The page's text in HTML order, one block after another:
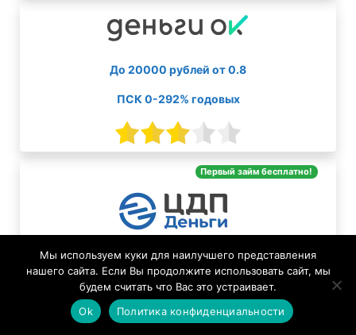
До 20000 рублей от 0.8
ПСК 0-292% годовых
Первый займ бесплатно!
До 30000 рублей от 0
ПСК 0-292% годовых
Мы используем куки для наилучшего представления
нашего сайта. Если Вы продолжите использовать сайт, мы
будем считать что Вас это устраивает.
Ok
Политика конфиденциальности